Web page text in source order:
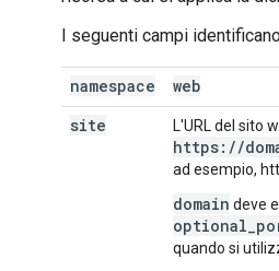
I seguenti campi
namespace
web
site
L'URL del sito
https://
ad esempio,
domain deve
quando si